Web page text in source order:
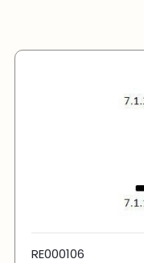
RE000106